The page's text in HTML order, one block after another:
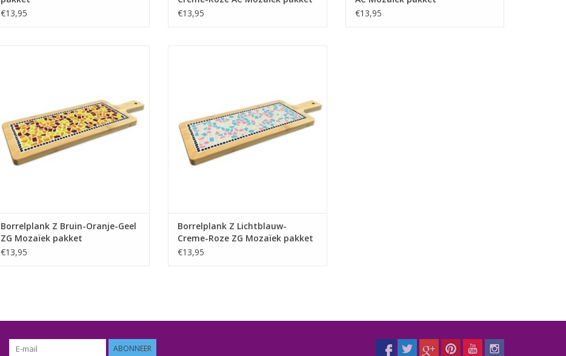
De borrelplank is er in vele kleurcombinaties, bekijk ook de andere kleurstellingen.
€13,95
€13,95
€13,95
Borrelplank Z Bruin-Oranje-Geel
ZG Mozaïek pakket
€13,95
Borrelplank Z Lichtblauw-
Creme-Roze ZG Mozaïek pakket
€13,95
ABONNEER